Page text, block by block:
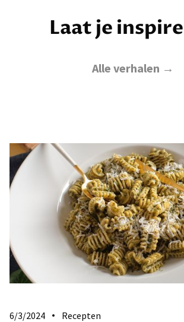
Laat je
Alle verhalen →
6/3/2024 Recepten